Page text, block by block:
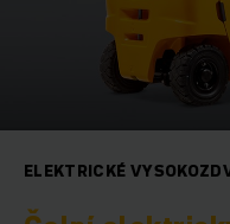
ELEKTRICKÉ